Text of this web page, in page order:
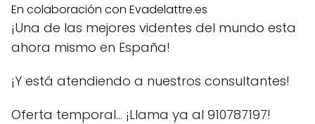
En colaboración con Evadelattre.es
¡Una de las mejores videntes del mundo esta
ahora mismo en España!
¡Y está atendiendo a nuestros consultantes!
Oferta temporal… ¡Llama ya al 910787197!